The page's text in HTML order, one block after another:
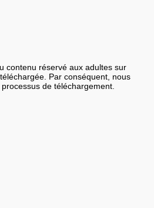
contenu réservé aux adultes sur
Par conséquent, nous
de téléchargement.